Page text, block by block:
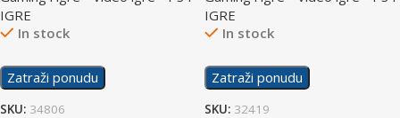
IGRE
In stock
Zatraži ponudu
SKU: 34806
IGRE
In stock
Zatraži ponudu
SKU: 32419